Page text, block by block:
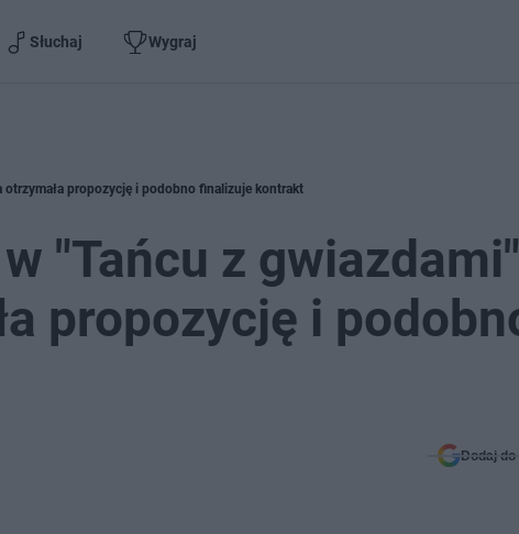
Słuchaj Wygraj
otrzymała propozycję i podobno finalizuje kontrakt
"Tańcu z
propozycję i
Dodaj do